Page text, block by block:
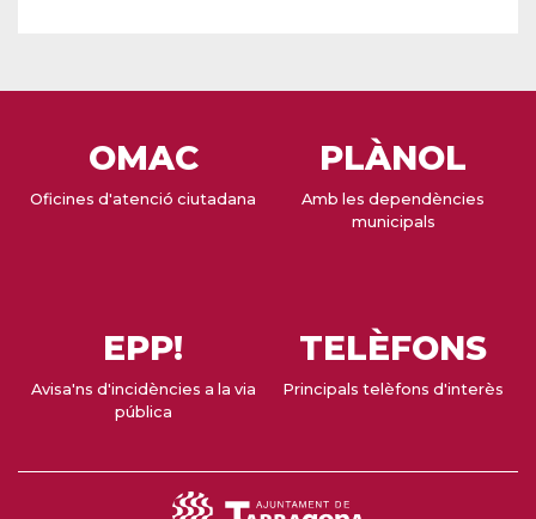
OMAC
Oficines d'atenció ciutadana
PLÀNOL
Amb les dependències
municipals
EPP!
Avisa'ns d'incidències a la via
pública
TELÈFONS
Principals telèfons d'interès